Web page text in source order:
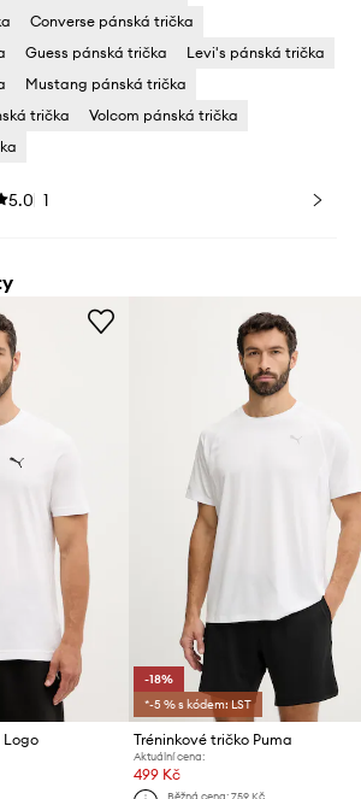
Converse pánská trička
Guess pánská trička
Levi's pánská trička
Mustang pánská trička
trička
Volcom pánská trička
5.0 1
Logo
-18%
*-5 % s kódem: LST
Tréninkové tričko Puma
Aktuální cena:
499 Kč
Běžná cena: 759 Kč